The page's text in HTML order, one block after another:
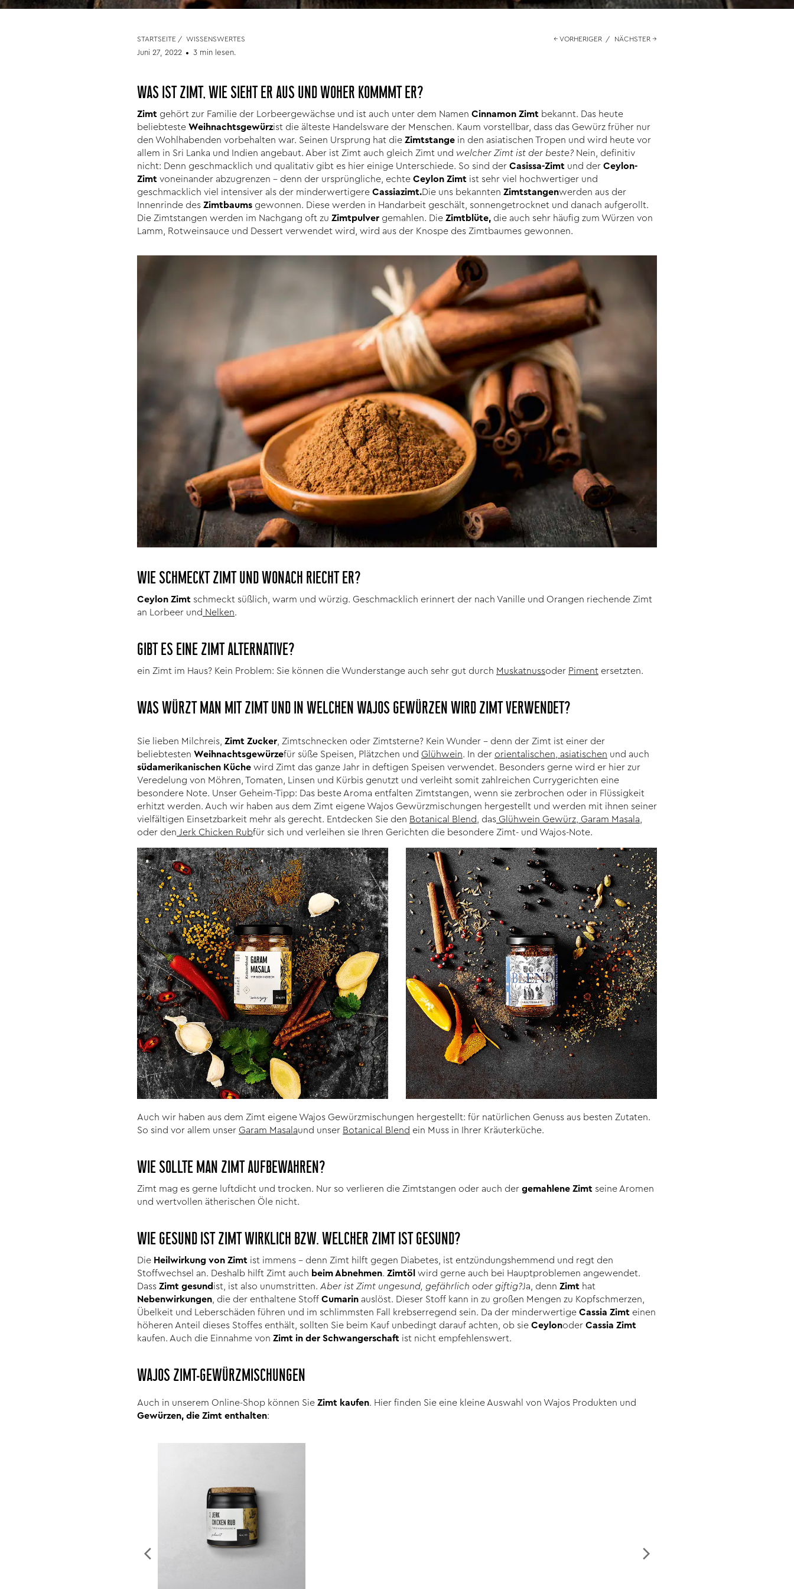
STARTSEITE / WISSENSWERTES ← VORHERIGER / NÄCHSTER →
Juni 27, 2022 3 min lesen.
WAS IST ZIMT, WIE SIEHT ER AUS UND WOHER KOMMMT ER?
Zimt gehört zur Familie der Lorbeergewächse und ist auch unter dem Namen Cinnamon Zimt bekannt. Das heute
beliebteste Weihnachtsgewürzist die älteste Handelsware der Menschen. Kaum vorstellbar, dass das Gewürz früher nur
den Wohlhabenden vorbehalten war. Seinen Ursprung hat die Zimtstange in den asiatischen Tropen und wird heute vor
allem in Sri Lanka und Indien angebaut. Aber ist Zimt auch gleich Zimt und welcher Zimt ist der beste? Nein, definitiv
nicht: Denn geschmacklich und qualitativ gibt es hier einige Unterschiede. So sind der Casissa-Zimt und der Ceylon-
Zimt voneinander abzugrenzen – denn der ursprüngliche, echte Ceylon Zimt ist sehr viel hochwertiger und
geschmacklich viel intensiver als der minderwertigere Cassiazimt.Die uns bekannten Zimtstangenwerden aus der
Innenrinde des Zimtbaums gewonnen. Diese werden in Handarbeit geschält, sonnengetrocknet und danach aufgerollt.
Die Zimtstangen werden im Nachgang oft zu Zimtpulver gemahlen. Die Zimtblüte, die auch sehr häufig zum Würzen von
Lamm, Rotweinsauce und Dessert verwendet wird, wird aus der Knospe des Zimtbaumes gewonnen.
WIE SCHMECKT ZIMT UND WONACH RIECHT ER?
Ceylon Zimt schmeckt süßlich, warm und würzig. Geschmacklich erinnert der nach Vanille und Orangen riechende Zimt
an Lorbeer und Nelken.
GIBT ES EINE ZIMT ALTERNATIVE?
ein Zimt im Haus? Kein Problem: Sie können die Wunderstange auch sehr gut durch Muskatnussoder Piment ersetzten.
WAS WÜRZT MAN MIT ZIMT UND IN WELCHEN WAJOS GEWÜRZEN WIRD ZIMT VERWENDET?
Sie lieben Milchreis, Zimt Zucker, Zimtschnecken oder Zimtsterne? Kein Wunder – denn der Zimt ist einer der
beliebtesten Weihnachtsgewürzefür süße Speisen, Plätzchen und Glühwein. In der orientalischen, asiatischen und auch
südamerikanischen Küche wird Zimt das ganze Jahr in deftigen Speisen verwendet. Besonders gerne wird er hier zur
Veredelung von Möhren, Tomaten, Linsen und Kürbis genutzt und verleiht somit zahlreichen Currygerichten eine
besondere Note. Unser Geheim-Tipp: Das beste Aroma entfalten Zimtstangen, wenn sie zerbrochen oder in Flüssigkeit
erhitzt werden. Auch wir haben aus dem Zimt eigene Wajos Gewürzmischungen hergestellt und werden mit ihnen seiner
vielfältigen Einsetzbarkeit mehr als gerecht. Entdecken Sie den Botanical Blend, das Glühwein Gewürz, Garam Masala,
oder den Jerk Chicken Rubfür sich und verleihen sie Ihren Gerichten die besondere Zimt- und Wajos-Note.
Auch wir haben aus dem Zimt eigene Wajos Gewürzmischungen hergestellt: für natürlichen Genuss aus besten Zutaten.
So sind vor allem unser Garam Masalaund unser Botanical Blend ein Muss in Ihrer Kräuterküche.
WIE SOLLTE MAN ZIMT AUFBEWAHREN?
Zimt mag es gerne luftdicht und trocken. Nur so verlieren die Zimtstangen oder auch der gemahlene Zimt seine Aromen
und wertvollen ätherischen Öle nicht.
WIE GESUND IST ZIMT WIRKLICH BZW. WELCHER ZIMT IST GESUND?
Die Heilwirkung von Zimt ist immens – denn Zimt hilft gegen Diabetes, ist entzündungshemmend und regt den
Stoffwechsel an. Deshalb hilft Zimt auch beim Abnehmen. Zimtöl wird gerne auch bei Hauptproblemen angewendet.
Dass Zimt gesund ist, ist also unumstritten. Aber ist Zimt ungesund, gefährlich oder giftig?Ja, denn Zimt hat
Nebenwirkungen, die der enthaltene Stoff Cumarin auslöst. Dieser Stoff kann in zu großen Mengen zu Kopfschmerzen,
Übelkeit und Leberschäden führen und im schlimmsten Fall krebserregend sein. Da der minderwertige Cassia Zimt einen
höheren Anteil dieses Stoffes enthält, sollten Sie beim Kauf unbedingt darauf achten, ob sie Ceylonoder Cassia Zimt
kaufen. Auch die Einnahme von Zimt in der Schwangerschaft ist nicht empfehlenswert.
WAJOS ZIMT-GEWÜRZMISCHUNGEN
Auch in unserem Online-Shop können Sie Zimt kaufen. Hier finden Sie eine kleine Auswahl von Wajos Produkten und
Gewürzen, die Zimt enthalten: